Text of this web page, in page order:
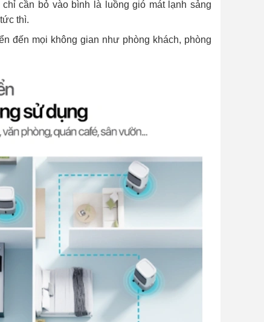
cần bỏ vào bình là luồng gió mát lạnh sảng
thì.
đến mọi không gian như phòng khách, phòng